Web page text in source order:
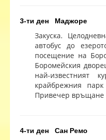
3-ти ден Маджоре
Закуска.
автобус до
посещение на
Боромейския
най-известният
крайбрежния
Привечер връщане
4-ти ден Сан Ремо